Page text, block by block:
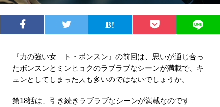
『力の強い女 ト・ボンスン』の前回は、思いが通じ合っ
たボンスンとミンヒョクのラブラブなシーンが満載で、キ
ュンとしてしまった人も多いのではないでしょうか。
第18話は、引き続きラブラブなシーンが満載なのです